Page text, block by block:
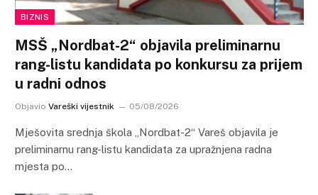
BIZNIS
MSŠ „Nordbat-2“ objavila preliminarnu
rang-listu kandidata po konkursu za prijem
u radni odnos
Objavio Vareški vijestnik 05/08/2026
Mješovita srednja škola „Nordbat-2“ Vareš objavila je
preliminarnu rang-listu kandidata za upražnjena radna
mjesta po…